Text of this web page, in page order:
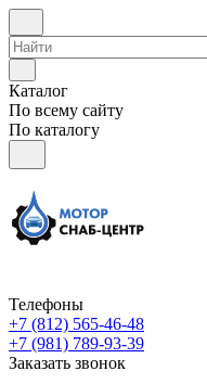
Каталог
По всему сайту
По каталогу
Телефоны
+7 (812) 565-46-48
+7 (981) 789-93-39
Заказать звонок